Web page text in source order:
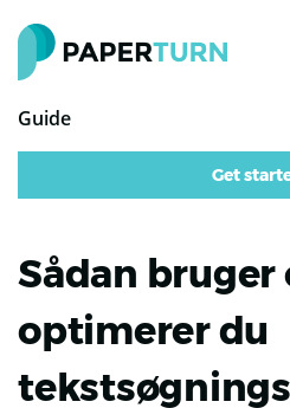
Guide
Get
Sådan bruger
optimerer du